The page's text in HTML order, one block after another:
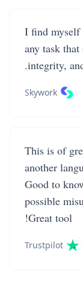
I find myself
any task
integrity,
Skywork
This is of
another
Good to
possible
Great tool!
Trustpilot